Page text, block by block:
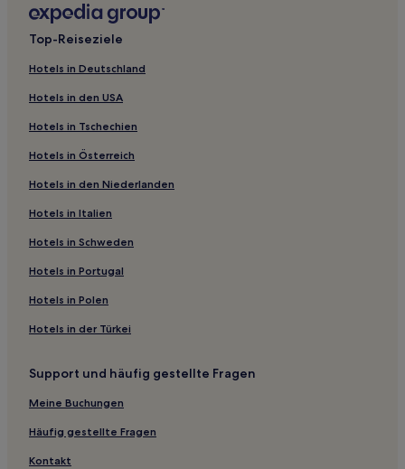
Top-Reiseziele
Hotels in Deutschland
Hotels in den USA
Hotels in Tschechien
Hotels in Österreich
Hotels in den Niederlanden
Hotels in Italien
Hotels in Schweden
Hotels in Portugal
Hotels in Polen
Hotels in der Türkei
Support und häufig gestellte Fragen
Meine Buchungen
Häufig gestellte Fragen
Kontakt